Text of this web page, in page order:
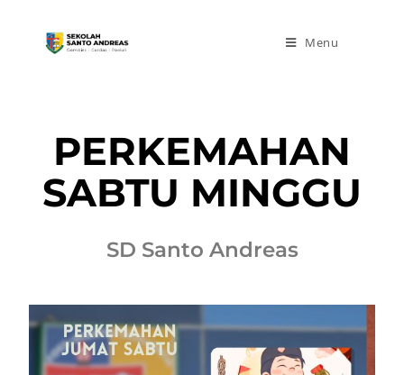
Menu
PERKEMAHAN
SABTU MINGGU
SD Santo Andreas